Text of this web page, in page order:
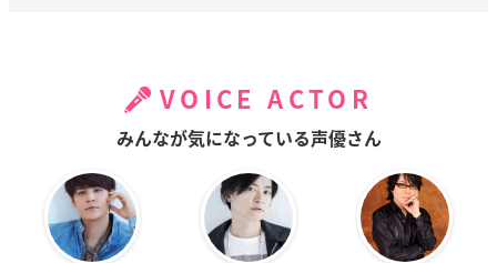
VOICE ACTOR
みんなが気になっている声優さん